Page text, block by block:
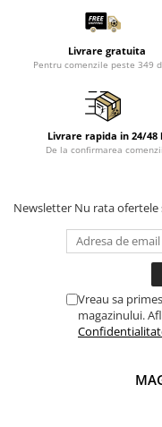
Livrare gratuita
Pentru comenzile peste 349
Livrare rapida in 24/48
De la confirmarea
Newsletter Nu rata
Vreau sa
magazinului.